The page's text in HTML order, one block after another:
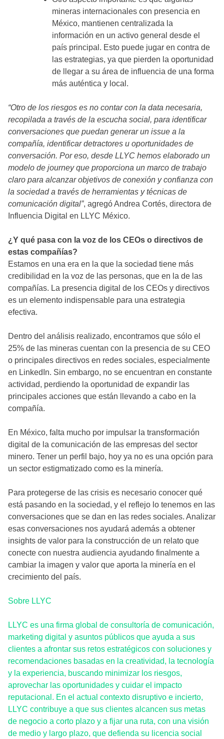
mineras internacionales con presencia en
México, mantienen centralizada la
información en un activo general desde el
país principal. Esto puede jugar en contra de
las estrategias, ya que pierden la oportunidad
de llegar a su área de influencia de una forma
más auténtica y local.
“Otro de los riesgos es no contar con la data necesaria,
recopilada a través de la escucha social, para identificar
conversaciones que puedan generar un issue a la
compañía, identificar detractores u oportunidades de
conversación. Por eso, desde LLYC hemos elaborado un
modelo de journey que proporciona un marco de trabajo
claro para alcanzar objetivos de conexión y confianza con
la sociedad a través de herramientas y técnicas de
comunicación digital”, agregó Andrea Cortés, directora de
Influencia Digital en LLYC México.
¿Y qué pasa con la voz de los CEOs o directivos de
estas compañías?
Estamos en una era en la que la sociedad tiene más
credibilidad en la voz de las personas, que en la de las
compañías. La presencia digital de los CEOs y directivos
es un elemento indispensable para una estrategia
efectiva.
Dentro del análisis realizado, encontramos que sólo el
25% de las mineras cuentan con la presencia de su CEO
o principales directivos en redes sociales, especialmente
en LinkedIn. Sin embargo, no se encuentran en constante
actividad, perdiendo la oportunidad de expandir las
principales acciones que están llevando a cabo en la
compañía.
En México, falta mucho por impulsar la transformación
digital de la comunicación de las empresas del sector
minero. Tener un perfil bajo, hoy ya no es una opción para
un sector estigmatizado como es la minería.
Para protegerse de las crisis es necesario conocer qué
está pasando en la sociedad, y el reflejo lo tenemos en las
conversaciones que se dan en las redes sociales. Analizar
esas conversaciones nos ayudará además a obtener
insights de valor para la construcción de un relato que
conecte con nuestra audiencia ayudando finalmente a
cambiar la imagen y valor que aporta la minería en el
crecimiento del país.
Sobre LLYC
LLYC es una firma global de consultoría de comunicación,
marketing digital y asuntos públicos que ayuda a sus
clientes a afrontar sus retos estratégicos con soluciones y
recomendaciones basadas en la creatividad, la tecnología
y la experiencia, buscando minimizar los riesgos,
aprovechar las oportunidades y cuidar el impacto
reputacional. En el actual contexto disruptivo e incierto,
LLYC contribuye a que sus clientes alcancen sus metas
de negocio a corto plazo y a fijar una ruta, con una visión
de medio y largo plazo, que defienda su licencia social